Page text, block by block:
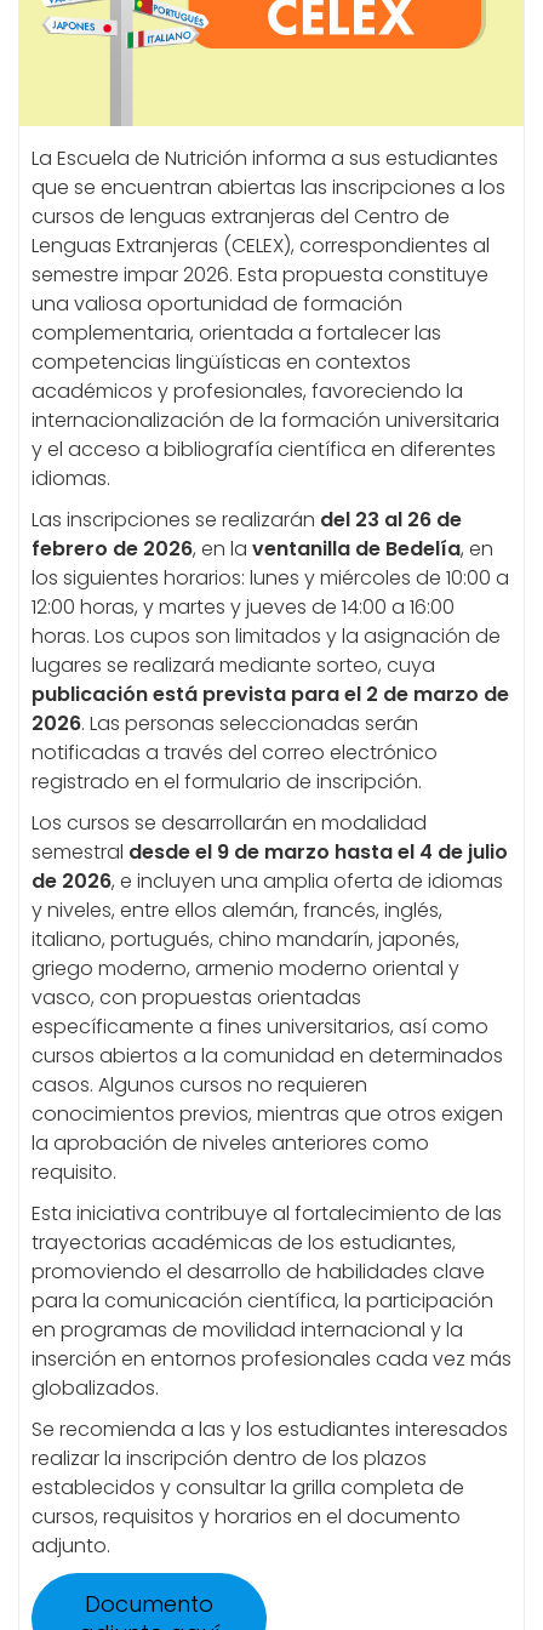
La Escuela de Nutrición informa a sus estudiantes
que se encuentran abiertas las inscripciones a los
cursos de lenguas extranjeras del Centro de
Lenguas Extranjeras (CELEX), correspondientes al
semestre impar 2026. Esta propuesta constituye
una valiosa oportunidad de formación
complementaria, orientada a fortalecer las
competencias lingüísticas en contextos
académicos y profesionales, favoreciendo la
internacionalización de la formación universitaria
y el acceso a bibliografía científica en diferentes
idiomas.
Las inscripciones se realizarán del 23 al 26 de
febrero de 2026, en la ventanilla de Bedelía, en
los siguientes horarios: lunes y miércoles de 10:00 a
12:00 horas, y martes y jueves de 14:00 a 16:00
horas. Los cupos son limitados y la asignación de
lugares se realizará mediante sorteo, cuya
publicación está prevista para el 2 de marzo de
2026. Las personas seleccionadas serán
notificadas a través del correo electrónico
registrado en el formulario de inscripción.
Los cursos se desarrollarán en modalidad
semestral desde el 9 de marzo hasta el 4 de julio
de 2026, e incluyen una amplia oferta de idiomas
y niveles, entre ellos alemán, francés, inglés,
italiano, portugués, chino mandarín, japonés,
griego moderno, armenio moderno oriental y
vasco, con propuestas orientadas
específicamente a fines universitarios, así como
cursos abiertos a la comunidad en determinados
casos. Algunos cursos no requieren
conocimientos previos, mientras que otros exigen
la aprobación de niveles anteriores como
requisito.
Esta iniciativa contribuye al fortalecimiento de las
trayectorias académicas de los estudiantes,
promoviendo el desarrollo de habilidades clave
para la comunicación científica, la participación
en programas de movilidad internacional y la
inserción en entornos profesionales cada vez más
globalizados.
Se recomienda a las y los estudiantes interesados
realizar la inscripción dentro de los plazos
establecidos y consultar la grilla completa de
cursos, requisitos y horarios en el documento
adjunto.
Documento